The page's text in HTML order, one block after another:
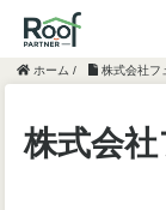
ホーム / 株式会社フ
株式会